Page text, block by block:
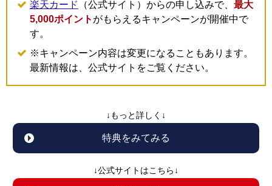
楽天カード
（公式サイト）からの申し込みで、 最大
5,000ポイント がもらえるキャンペーンが開催中で
す。
※キャンペーン内容は変更になることもあります。
最新情報は、公式サイトをご覧ください。
↓もっと詳しく↓
特典をみてみる
↓公式サイトはこちら↓